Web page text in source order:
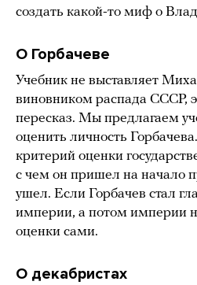
создать какой-то миф о
О Горбачеве
Учебник не выставляет
виновником распада СССР,
пересказ. Мы предлагаем
оценить личность
критерий оценки
с чем он пришел на начало
ушел. Если Горбачев стал
империи, а потом империи
оценки сами.
О декабристах